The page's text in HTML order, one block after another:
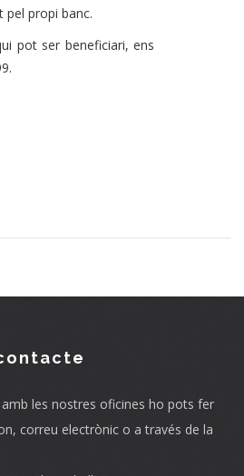
pel propi banc.
pot ser beneficiari, ens
les nostres oficines ho pots fer
correu electrònic o a través de la